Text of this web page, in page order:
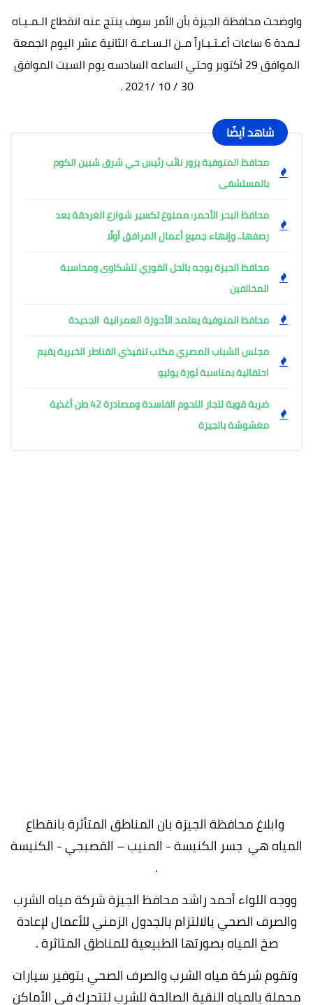
واوضحت محافظة الجيزة بأن الأمر سوف ينتج عنه انقطاع الـمـيـاه
لـمدة 6 ساعات أعـتـبـاراً مـن الـسـاعـة الثانية عشر اليوم الجمعة
الموافق 29 أكتوبر وحتي الساعه السادسه يوم السبت الموافق
30 / 10 /2021 .
شاهد أيضًا
محافظ المنوفية يزور نائب رئيس حي شرق شبين الكوم
بالمستشفى
محافظ البحر الأحمر: ممنوع تكسير شوارع الغردقة بعد
رصفها.. وإنهاء جميع أعمال المرافق أولًا
محافظ الجيزة يوجه بالحل الفوري للشكاوى ومحاسبة
المخالفين
محافظ المنوفية يعتمد الأحوزة العمرانية الجديدة
مجلس الشباب المصري مكتب تنفيذي القناطر الخبرية يقيم
احتفالية بمناسبة ثورة يوليو
ضربة قوية لتجار اللحوم الفاسدة ومصادرة 42 طن أغذية
مغشوشة بالجيزة
وابلاغ محافظة الجيزة بان المناطق المتأثرة بانقطاع
المياه هي جسر الكنيسة - المنيب – القصبجي - الكنيسة
.
ووجه اللواء أحمد راشد محافظ الجيزة شركة مياه الشرب
والصرف الصحي بالالتزام بالجدول الزمني للأعمال لإعادة
صخ المياه بصورتها الطبيعية للمناطق المتاثرة .
وتقوم شركة مياه الشرب والصرف الصحي بتوفير سيارات
محملة بالمياه النقية الصالحة للشرب لتتحرك في الأماكن